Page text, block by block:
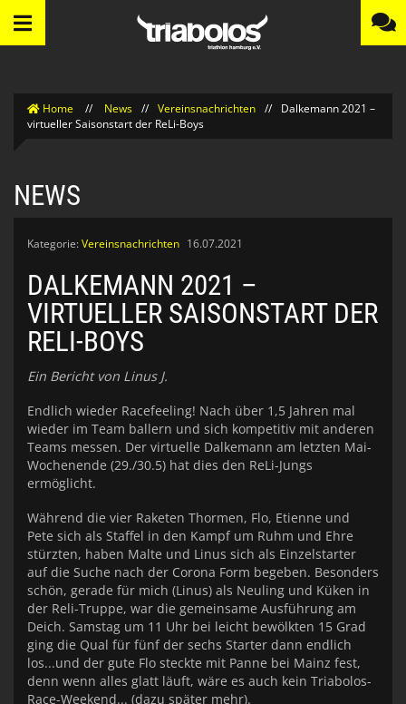
Home // News // Vereinsnachrichten //
Dalkemann 2021 –
virtueller Saisonstart der ReLi-Boys
NEWS
Kategorie:Vereinsnachrichten 16.07.2021
DALKEMANN 2021 –
VIRTUELLER SAISONSTART DER
RELI-BOYS
Ein Bericht von Linus J.
Endlich wieder Racefeeling! Nach über 1,5 Jahren mal
wieder im Team ballern und sich kompetitiv mit anderen
Teams messen. Der virtuelle Dalkemann am letzten Mai-
Wochenende (29./30.5) hat dies den ReLi-Jungs
ermöglicht.
Während die vier Raketen Thormen, Flo, Etienne und
Pete sich als Staffel in den Kampf um Ruhm und Ehre
stürzten, haben Malte und Linus sich als Einzelstarter
auf die Suche nach der Corona Form begeben. Besonders
schön, gerade für mich (Linus) als Neuling und Küken in
der Reli-Truppe, war die gemeinsame Ausführung am
Deich. Samstag um 11 Uhr bei leicht bewölkten 15 Grad
ging die Qual für fünf der sechs Starter dann endlich
los...und der gute Flo steckte mit Panne bei Mainz fest,
denn wenn alles glatt läuft, wäre es auch kein Triabolos-
Race-Weekend... (dazu später mehr).